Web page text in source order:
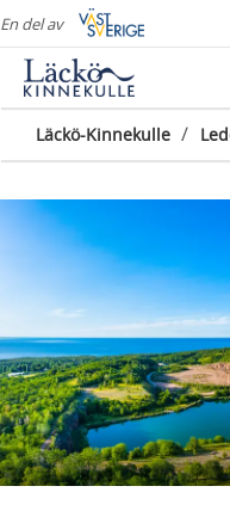
En del av
Läckö-Kinnekulle /